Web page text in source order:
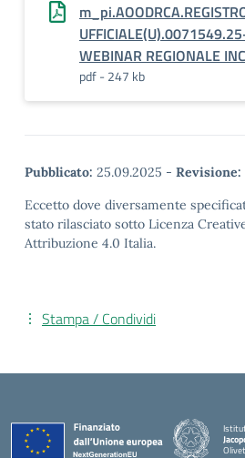
WEBINAR REGIONALE
pdf - 247 kb
Pubblicato: 25.09.2025 - Revisione:
Eccetto dove diversamente
stato rilasciato sotto Licenza
Attribuzione 4.0 Italia.
Stampa / Condividi